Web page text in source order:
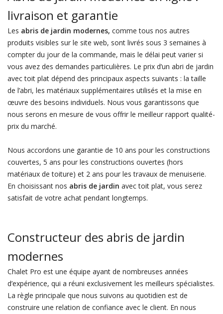
livraison et garantie
Les abris de jardin modernes, comme tous nos autres
produits visibles sur le site web, sont livrés sous 3 semaines à
compter du jour de la commande, mais le délai peut varier si
vous avez des demandes particulières. Le prix d’un abri de jardin
avec toit plat dépend des principaux aspects suivants : la taille
de l’abri, les matériaux supplémentaires utilisés et la mise en
œuvre des besoins individuels. Nous vous garantissons que
nous serons en mesure de vous offrir le meilleur rapport qualité-
prix du marché.
Nous accordons une garantie de 10 ans pour les constructions
couvertes, 5 ans pour les constructions ouvertes (hors
matériaux de toiture) et 2 ans pour les travaux de menuiserie.
En choisissant nos abris de jardin avec toit plat, vous serez
satisfait de votre achat pendant longtemps.
Constructeur des abris de jardin
modernes
Chalet Pro est une équipe ayant de nombreuses années
d’expérience, qui a réuni exclusivement les meilleurs spécialistes.
La règle principale que nous suivons au quotidien est de
construire une relation de confiance avec le client. En nous